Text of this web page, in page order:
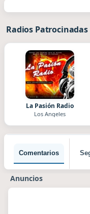
Radios Patrocinadas
La Pasión Radio
Los Angeles
Comentarios
Anuncios